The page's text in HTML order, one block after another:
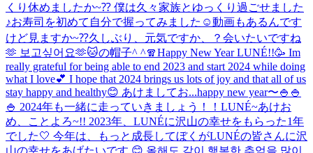
くり休めましたか~⁇ 僕は久々家族とゆっくり過ごせました
♪お寿司を初めて自分で握ってみました☺️動画もあるんです
けど見ますか~⁇久しぶり、元気ですか、？会いたいですね
🫶 보고싶어요🫶🐱の帽子^ ^🧣Happy New Year LUNÉ!!🥳 Im
really grateful for being able to end 2023 and start 2024 while doing
what I love💕 I hope that 2024 brings us lots of joy and that all of us
stay happy and healthy😊 あけましてお...happy new year〜🍚🍚
🍚 2024年も一緒に走っていきましょう！！ LUNÉ~あけお
め、ことよろ~!! 2023年、LUNÉに沢山の幸せをもらった1年
でした🤍 今年は、もっと成長してぼくがLUNÉの皆さんに沢
山の幸せをあげたいです 😊 올해도 같이 행복한 추억을 많이